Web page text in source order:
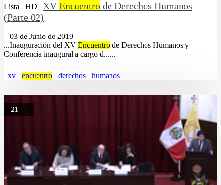
Lista HD XV Encuentro de Derechos Humanos
(Parte 02)
03 de Junio de 2019
...Inauguración del XV Encuentro de Derechos Humanos y
Conferencia inaugural a cargo d......
xv encuentro derechos humanos
21